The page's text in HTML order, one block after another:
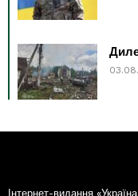
Інтернет-видання